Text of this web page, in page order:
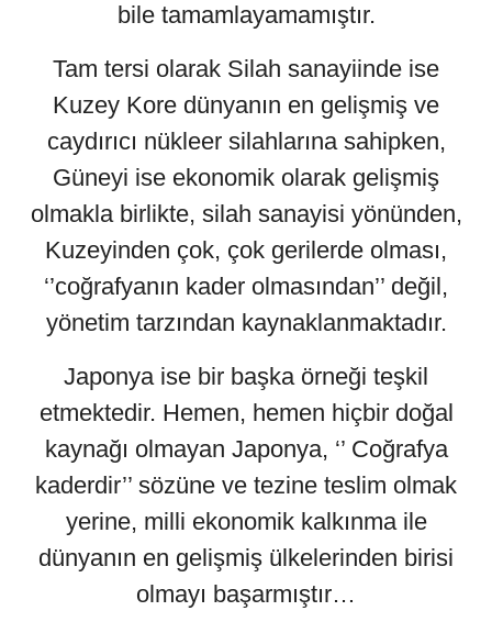
bile tamamlayamamıştır.
Tam tersi olarak Silah sanayiinde ise
Kuzey Kore dünyanın en gelişmiş ve
caydırıcı nükleer silahlarına sahipken,
Güneyi ise ekonomik olarak gelişmiş
olmakla birlikte, silah sanayisi yönünden,
Kuzeyinden çok, çok gerilerde olması,
‘’coğrafyanın kader olmasından’’ değil,
yönetim tarzından kaynaklanmaktadır.
Japonya ise bir başka örneği teşkil
etmektedir. Hemen, hemen hiçbir doğal
kaynağı olmayan Japonya, ‘’ Coğrafya
kaderdir’’ sözüne ve tezine teslim olmak
yerine, milli ekonomik kalkınma ile
dünyanın en gelişmiş ülkelerinden birisi
olmayı başarmıştır…